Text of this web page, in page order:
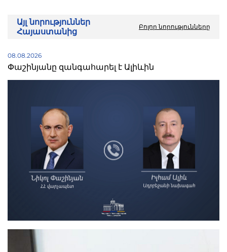
Այլ նորություններ
Հայաստանից
Բոլոր նորությունները
08.08.2026
Փաշինյանը զանգահարել է Ալիևին